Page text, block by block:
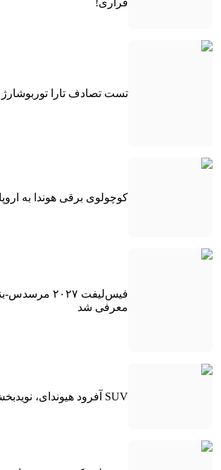
فراری!
تست تصادف تارا توربوشارژ
کوچولوی برقی هوندا به
معرفی شد
SUV آفرود هیوندای، نویدبخش یک آینده مهیج!